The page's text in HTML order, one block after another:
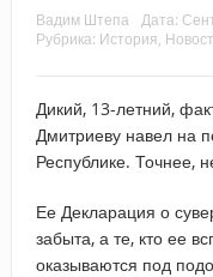
Вадим Штепа Дата:
Рубрика: История
Дикий, 13-летний,
Дмитриеву навел на
Республике. Точнее,
Ее Декларация о
забыта, а те, кто ее
оказываются под